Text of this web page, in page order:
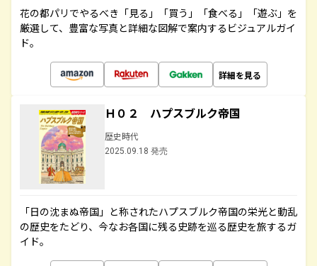
花の都パリでやるべき「見る」「買う」「食べる」「遊ぶ」を
厳選して、豊富な写真と詳細な図解で案内するビジュアルガイ
ド。
詳細を見る
Ｈ０２ ハプスブルク帝国
歴史時代
2025.09.18 発売
「日の沈まぬ帝国」と称されたハプスブルク帝国の栄光と動乱
の歴史をたどり、今なお各国に残る史跡を巡る歴史を旅するガ
イド。